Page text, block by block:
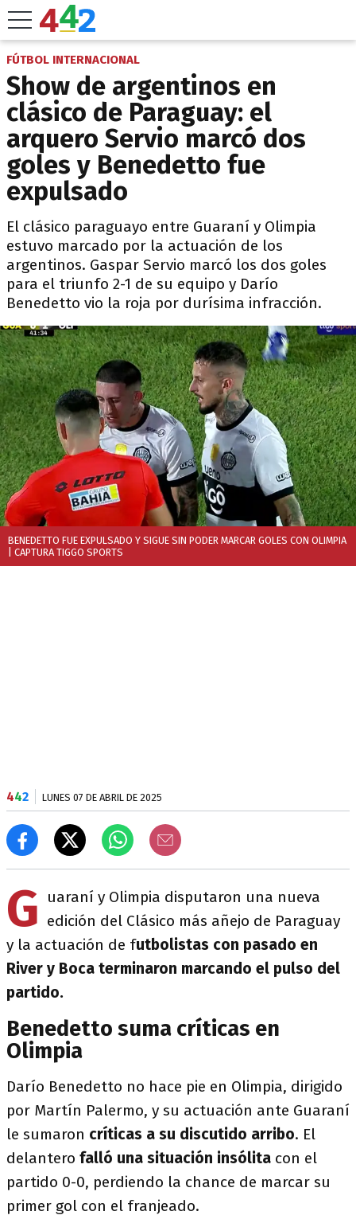
FÚTBOL INTERNACIONAL
Show de argentinos en
clásico de Paraguay: el
arquero Servio marcó dos
goles y Benedetto fue
expulsado
El clásico paraguayo entre Guaraní y Olimpia
estuvo marcado por la actuación de los
argentinos. Gaspar Servio marcó los dos goles
para el triunfo 2-1 de su equipo y Darío
Benedetto vio la roja por durísima infracción.
BENEDETTO FUE EXPULSADO Y SIGUE SIN PODER MARCAR GOLES CON OLIMPIA
| CAPTURA TIGGO SPORTS
442 LUNES 07 DE ABRIL DE 2025
G
uaraní y Olimpia disputaron una nueva
edición del Clásico más añejo de Paraguay
y la actuación de futbolistas con pasado en
River y Boca terminaron marcando el pulso del
partido.
Benedetto suma críticas en
Olimpia
Darío Benedetto no hace pie en Olimpia, dirigido
por Martín Palermo, y su actuación ante Guaraní
le sumaron críticas a su discutido arribo. El
delantero falló una situación insólita con el
partido 0-0, perdiendo la chance de marcar su
primer gol con el franjeado.